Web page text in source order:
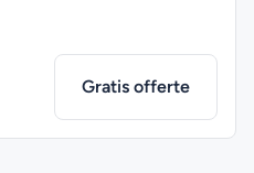
Gratis offerte